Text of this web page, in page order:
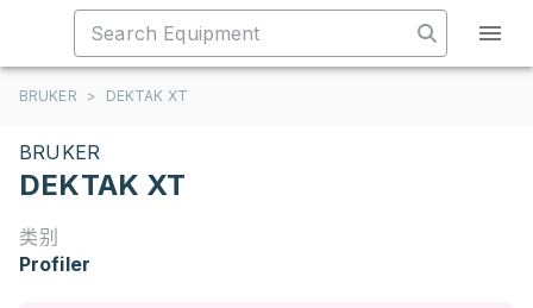
BRUKER > DEKTAK XT
BRUKER
DEKTAK XT
类别
Profiler